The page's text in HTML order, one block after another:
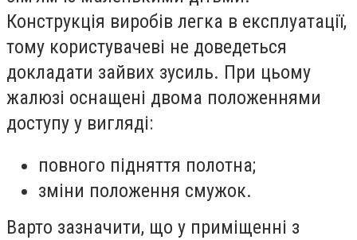
Конструкція виробів легка в експлуатації,
тому користувачеві не доведеться
докладати зайвих зусиль. При цьому
жалюзі оснащені двома положеннями
доступу у вигляді:
повного підняття полотна;
зміни положення смужок.
Варто зазначити, що у приміщенні з